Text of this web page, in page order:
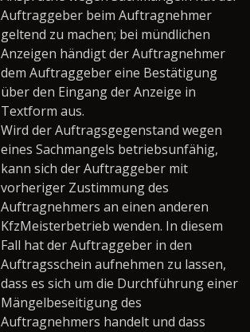
Auftraggeber beim Auftragnehmer
geltend zu machen; bei mündlichen
Anzeigen händigt der Auftragnehmer
dem Auftraggeber eine Bestätigung
über den Eingang der Anzeige in
Textform aus.
Wird der Auftragsgegenstand wegen
eines Sachmangels betriebsunfähig,
kann sich der Auftraggeber mit
vorheriger Zustimmung des
Auftragnehmers an einen anderen
KfzMeisterbetrieb wenden. In diesem
Fall hat der Auftraggeber in den
Auftragsschein aufnehmen zu lassen,
dass es sich um die Durchführung einer
Mängelbeseitigung des
Auftragnehmers handelt und dass